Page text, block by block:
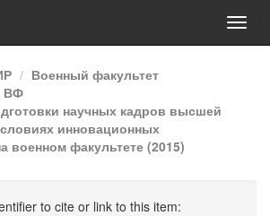
Военный факультет
ВФ
научных кадров высшей
инновационных
военном факультете (2015)
to cite or link to this item: